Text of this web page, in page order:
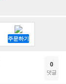
0
댓글